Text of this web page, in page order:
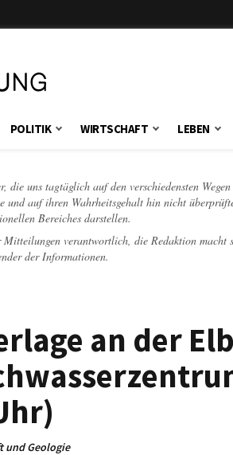
POLITIK WIRTSCHAFT LEBEN
die uns tagtäglich auf den verschiedensten
auf ihren Wahrheitsgehalt hin nicht
Bereiches darstellen.
verantwortlich, die Redaktion macht
der Informationen.
an der
und Geologie